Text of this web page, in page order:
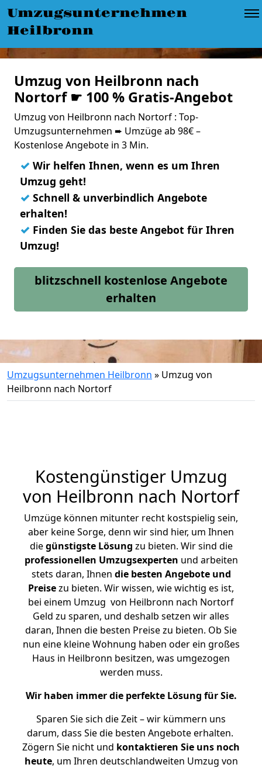
Umzugsunternehmen
Heilbronn
Umzug von Heilbronn nach
Nortorf ☛ 100 % Gratis-Angebot
Umzug von Heilbronn nach Nortorf : Top-
Umzugsunternehmen ➨ Umzüge ab 98€ –
Kostenlose Angebote in 3 Min.
✓ Wir helfen Ihnen, wenn es um Ihren
Umzug geht!
✓ Schnell & unverbindlich Angebote
erhalten!
✓ Finden Sie das beste Angebot für Ihren
Umzug!
blitzschnell kostenlose Angebote
erhalten
Umzugsunternehmen Heilbronn » Umzug von
Heilbronn nach Nortorf
Kostengünstiger Umzug
von Heilbronn nach Nortorf
Umzüge können mitunter recht kostspielig sein,
aber keine Sorge, denn wir sind hier, um Ihnen
diegünstigste Lösung zu bieten. Wir sind die
professionellen Umzugsexperten und arbeiten
stets daran, Ihnen die besten Angebote und
Preisezu bieten. Wir wissen, wie wichtig es ist,
bei einem Umzug von Heilbronn nach Nortorf
Geld zu sparen, und deshalb setzen wir alles
daran, Ihnen die besten Preise zu bieten. Ob Sie
nun eine kleine Wohnung haben oder ein großes
Haus in Heilbronn besitzen, was umgezogen
werden muss.
Wir haben immer die perfekte Lösung für Sie.
Sparen Sie sich die Zeit – wir kümmern uns
darum, dass Sie die besten Angebote erhalten.
Zögern Sie nicht und kontaktieren Sie uns noch
heute, um Ihren deutschlandweiten Umzug von